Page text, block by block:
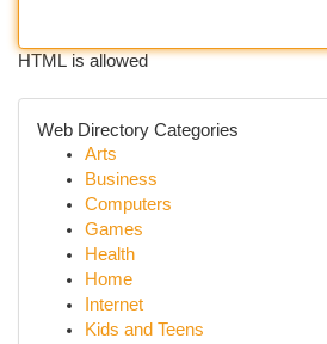
HTML is allowed
Web Directory Categories
Arts
Business
Computers
Games
Health
Home
Internet
Kids and Teens